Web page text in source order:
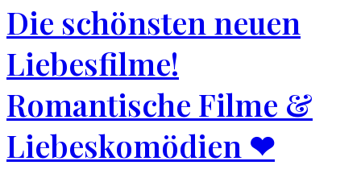
Die schönsten neuen
Liebesfilme!
Romantische Filme &
Liebeskomödien ❤